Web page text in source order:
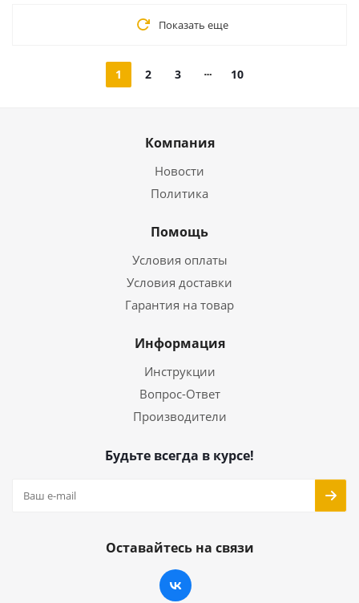
Показать еще
1 2 3 10
Компания
Новости
Политика
Помощь
Условия оплаты
Условия доставки
Гарантия на товар
Информация
Инструкции
Вопрос-Ответ
Производители
Будьте всегда в курсе!
Оставайтесь на связи